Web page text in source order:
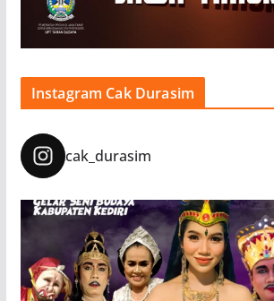
Instagram Cak Durasim
cak_durasim